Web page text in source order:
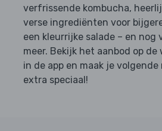
verfrissende kombucha,
verse ingrediënten voor
een kleurrijke salade – en nog
meer. Bekijk het aanbod op de
in de app en maak je
extra speciaal!